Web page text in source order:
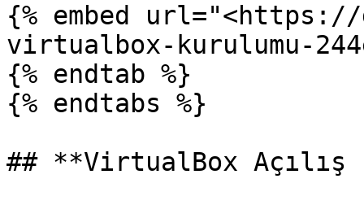
{% embed
virtualbox-kurulumu-
{% endtab %}
{% endtabs %}
## **VirtualBox Açılış